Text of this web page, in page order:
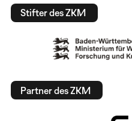
Stifter des ZKM
Partner des ZKM